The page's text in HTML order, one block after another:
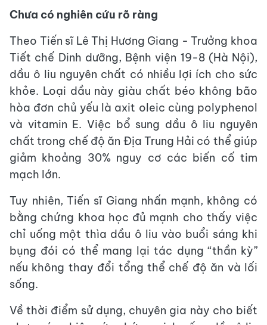
Chưa có nghiên cứu rõ ràng
Theo Tiến sĩ Lê Thị Hương Giang - Trưởng khoa
Tiết chế Dinh dưỡng, Bệnh viện 19-8 (Hà Nội),
dầu ô liu nguyên chất có nhiều lợi ích cho sức
khỏe. Loại dầu này giàu chất béo không bão
hòa đơn chủ yếu là axit oleic cùng polyphenol
và vitamin E. Việc bổ sung dầu ô liu nguyên
chất trong chế độ ăn Địa Trung Hải có thể giúp
giảm khoảng 30% nguy cơ các biến cố tim
mạch lớn.
Tuy nhiên, Tiến sĩ Giang nhấn mạnh, không có
bằng chứng khoa học đủ mạnh cho thấy việc
chỉ uống một thìa dầu ô liu vào buổi sáng khi
bụng đói có thể mang lại tác dụng “thần kỳ”
nếu không thay đổi tổng thể chế độ ăn và lối
sống.
Về thời điểm sử dụng, chuyên gia này cho biết